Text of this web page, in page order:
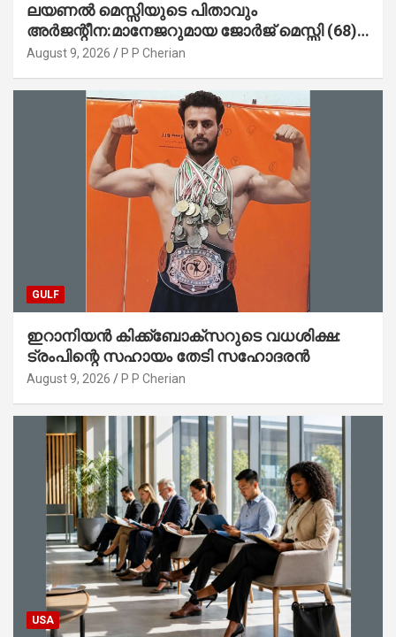
ലയണൽ മെസ്സിയുടെ പിതാവും
അർജന്റീന:മാനേജറുമായ ജോർജ് മെസ്സി (68)
അന്തരിച്ചു
August 9, 2026 P P Cherian
GULF
ഇറാനിയൻ കിക്ക്ബോക്സറുടെ വധശിക്ഷ:
ട്രംപിന്റെ സഹായം തേടി സഹോദരൻ
August 9, 2026 P P Cherian
USA